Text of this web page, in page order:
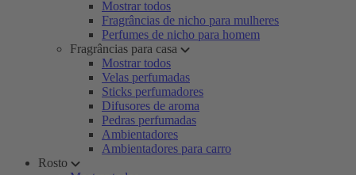
Mostrar todos
Fragrâncias de nicho para mulheres
Perfumes de nicho para homem
Fragrâncias para casa
Mostrar todos
Velas perfumadas
Sticks perfumadores
Difusores de aroma
Pedras perfumadas
Ambientadores
Ambientadores para carro
Rosto